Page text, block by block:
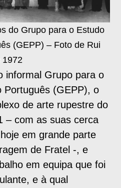
do Grupo para o Estudo
(GEPP) – Foto de Rui
1972
informal Grupo para o
Português (GEPP), o
de arte rupestre do
– com as suas cerca
em grande parte
de Fratel -, e
em equipa que foi
e à qual